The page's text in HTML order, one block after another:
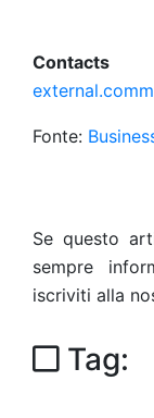
Contacts
Fonte:
Se questo
sempre
iscriviti alla
Tag: